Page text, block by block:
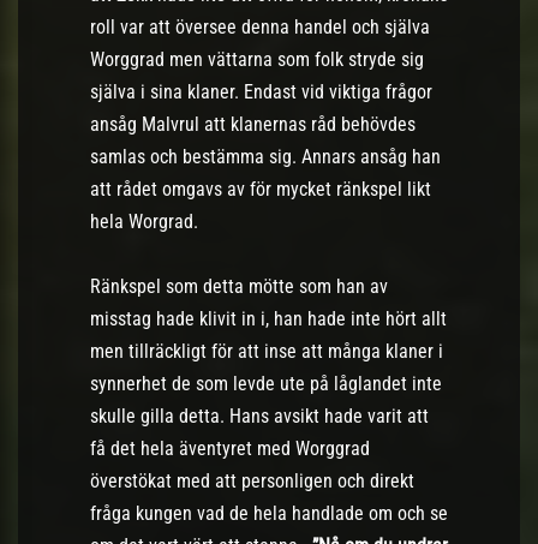
roll var att översee denna handel och själva
Worggrad men vättarna som folk stryde sig
själva i sina klaner. Endast vid viktiga frågor
ansåg Malvrul att klanernas råd behövdes
samlas och bestämma sig. Annars ansåg han
att rådet omgavs av för mycket ränkspel likt
hela Worgrad.
Ränkspel som detta mötte som han av
misstag hade klivit in i, han hade inte hört allt
men tillräckligt för att inse att många klaner i
synnerhet de som levde ute på låglandet inte
skulle gilla detta. Hans avsikt hade varit att
få det hela äventyret med Worggrad
överstökat med att personligen och direkt
fråga kungen vad de hela handlade om och se